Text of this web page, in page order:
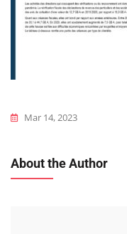
Mar 14, 2023
About the Author